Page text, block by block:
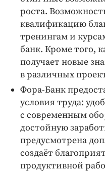
роста.
квалификацию
тренингам и
банк. Кроме того,
получает новые
в различных
Фора-­Банк
условия труда:
с современным
достойную
предусмотрена
создаёт
продуктивной